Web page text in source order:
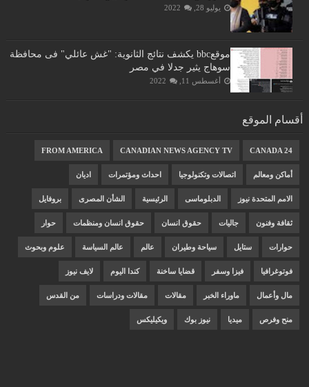
يوليو 28, 2022
موقعbbc يكشف نتائج الثانوية: "غش عائلي" فى محافظة
سوهاج يثير جدلا في مصر
أغسطس 11, 2022
أقسام الموقع
CANADA 24
CANADIAN NEWS AGENCY TV
FROM AMERICA
أماكن ومعالم اتصالات وتكنولوجيا احداث ومؤتمرات اديان
الامم المتحدة نيوز الدبلوماسى الرئيسية الشأن المصرى بروفايل
ثقافة وفنون جاليات حقوق انسان حقوق انسان ومنظمات حوار
حوارات ستايل سياحة وطيران عالم عالم السياسة علوم وبحوث
فوتوغرافيا فيزا وسفر قضايا ساخنة كندا اليوم لايف نيوز
مال وأعمال ماوراء الخبر مقالات مقالات ودراسات من القدس
منح وفرص ميديا نيوز بوك ويكيليكس